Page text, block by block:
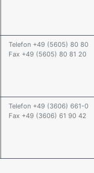
Telefon +49 (5605) 80 80
Fax +49 (5605) 80 81 20
Telefon +49 (3606) 661-0
Fax +49 (3606) 61 90 42